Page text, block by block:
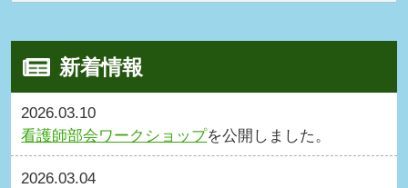
新着情報
2026.03.10
看護師部会ワークショップを公開しました。
2026.03.04